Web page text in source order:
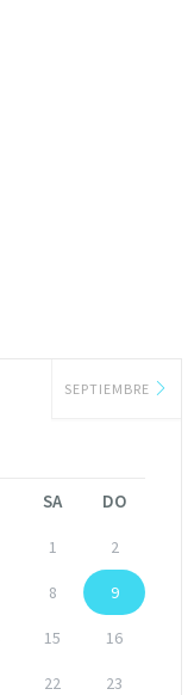
SEPTIEMBRE
SA DO
1 2
8 9
15 16
22 23